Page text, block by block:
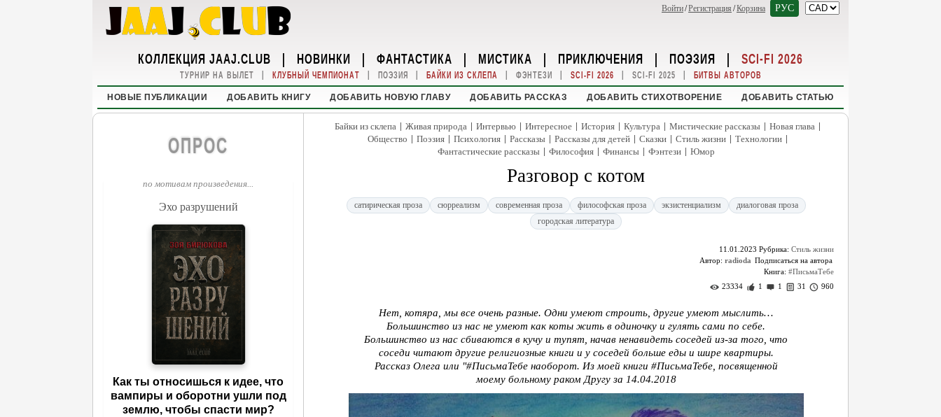
Войти/Регистрация /Корзина РУС
КОЛЛЕКЦИЯ JAAJ.CLUB | НОВИНКИ | ФАНТАСТИКА | МИСТИКА | ПРИКЛЮЧЕНИЯ | ПОЭЗИЯ | SCI-FI 2026
ТУРНИР НА ВЫЛЕТ | КЛУБНЫЙ ЧЕМПИОНАТ | ПОЭЗИЯ | БАЙКИ ИЗ СКЛЕПА | ФЭНТЕЗИ | SCI-FI 2026 | SCI-FI 2025 | БИТВЫ АВТОРОВ
НОВЫЕ ПУБЛИКАЦИИ ДОБАВИТЬ КНИГУ ДОБАВИТЬ НОВУЮ ГЛАВУ ДОБАВИТЬ РАССКАЗ ДОБАВИТЬ СТИХОТВОРЕНИЕ ДОБАВИТЬ СТАТЬЮ
ОПРОС
по мотивам произведения...
Эхо разрушений
Как ты относишься к идее, что
вампиры и оборотни ушли под
землю, чтобы спасти мир?
Байки из склепа | Живая природа | Интервью | Интересное | История | Культура | Мистические рассказы | Новая глава |
Общество | Поэзия | Психология | Рассказы | Рассказы для детей | Сказки | Стиль жизни | Технологии |
Фантастические рассказы | Философия | Финансы | Фэнтези | Юмор
Разговор с котом
сатирическая проза сюрреализм современная проза философская проза экзистенциализм
диалоговая проза
городская литература
11.01.2023 Рубрика: Стиль жизни
Автор: radioda
Книга: #ПисьмаТебе
23334
1 1 31 960
Нет, котяра, мы все очень разные. Одни умеют строить, другие умеют мыслить…
Большинство из нас не умеют как коты жить в одиночку и гулять сами по себе.
Большинство из нас сбиваются в кучу и тупят, начав ненавидеть соседей из-за того, что
соседи читают другие религиозные книги и у соседей больше еды и шире квартиры.
Рассказ Олега или "#ПисьмаТебе наоборот. Из моей книги #ПисьмаТебе, посвященной
моему больному раком Другу за 14.04.2018